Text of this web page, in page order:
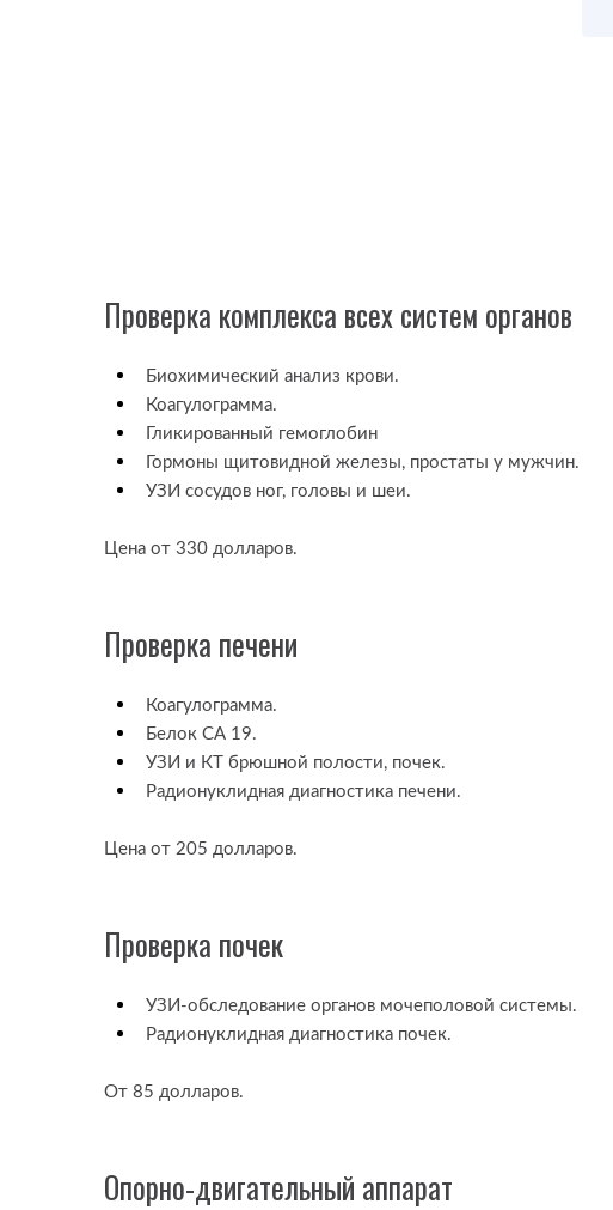
Проверка комплекса всех систем органов
Биохимический анализ крови.
Коагулограмма.
Гликированный гемоглобин
Гормоны щитовидной железы, простаты у мужчин.
УЗИ сосудов ног, головы и шеи.
Цена от 330 долларов.
Проверка печени
Коагулограмма.
Белок СА 19.
УЗИ и КТ брюшной полости, почек.
Радионуклидная диагностика печени.
Цена от 205 долларов.
Проверка почек
УЗИ-обследование органов мочеполовой системы.
Радионуклидная диагностика почек.
От 85 долларов.
Опорно-двигательный аппарат